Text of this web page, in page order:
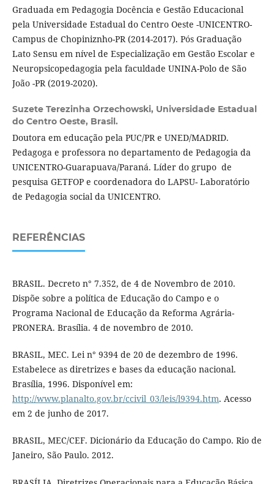
Graduada em Pedagogia Docência e Gestão Educacional
pela Universidade Estadual do Centro Oeste -UNICENTRO-
Campus de Chopiniznho-PR (2014-2017). Pós Graduação
Lato Sensu em nível de Especialização em Gestão Escolar e
Neuropsicopedagogia pela faculdade UNINA-Polo de São
João -PR (2019-2020).
Suzete Terezinha Orzechowski, Universidade Estadual
do Centro Oeste, Brasil.
Doutora em educação pela PUC/PR e UNED/MADRID.
Pedagoga e professora no departamento de Pedagogia da
UNICENTRO-Guarapuava/Paraná. Líder do grupo de
pesquisa GETFOP e coordenadora do LAPSU- Laboratório
de Pedagogia social da UNICENTRO.
REFERÊNCIAS
BRASIL. Decreto n° 7.352, de 4 de Novembro de 2010.
Dispõe sobre a política de Educação do Campo e o
Programa Nacional de Educação da Reforma Agrária-
PRONERA. Brasília. 4 de novembro de 2010.
BRASIL, MEC. Lei n° 9394 de 20 de dezembro de 1996.
Estabelece as diretrizes e bases da educação nacional.
Brasília, 1996. Disponível em:
http://www.planalto.gov.br/ccivil_03/leis/l9394.htm. Acesso
em 2 de junho de 2017.
BRASIL, MEC/CEF. Dicionário da Educação do Campo. Rio de
Janeiro, São Paulo. 2012.